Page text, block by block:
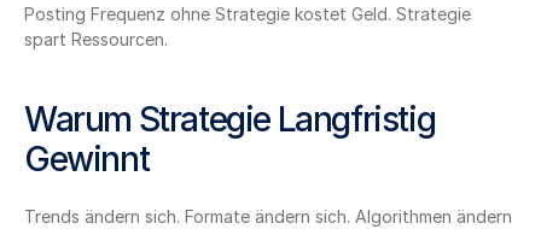
Posting Frequenz ohne Strategie kostet Geld. Strategie
spart Ressourcen.
Warum Strategie Langfristig
Gewinnt
Trends ändern sich. Formate ändern sich. Algorithmen ändern